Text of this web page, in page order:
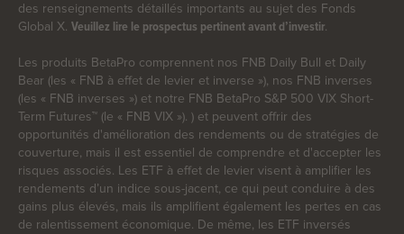
des renseignements détaillés importants au sujet des Fonds
Global X. Veuillez lire le prospectus pertinent avant d’investir.
Les produits BetaPro comprennent nos FNB Daily Bull et Daily
Bear (les « FNB à effet de levier et inverse »), nos FNB inverses
(les « FNB inverses ») et notre FNB BetaPro S&P 500 VIX Short-
Term Futures™ (le « FNB VIX »). ) et peuvent offrir des
opportunités d'amélioration des rendements ou de stratégies de
couverture, mais il est essentiel de comprendre et d'accepter les
risques associés. Les ETF à effet de levier visent à amplifier les
rendements d’un indice sous-jacent, ce qui peut conduire à des
gains plus élevés, mais ils amplifient également les pertes en cas
de ralentissement économique. De même, les ETF inversés